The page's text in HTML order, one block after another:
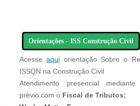
Orientações - ISS Construção Civil
Acesse aquiorientação Sobre o
ISSQN na Construção Civil
Atendimento presencial mediante
prévio com o Fiscal de Tributos: